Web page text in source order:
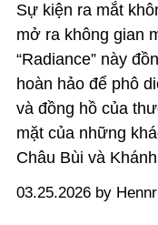
Sự kiện ra mắt
mở ra không gian
“Radiance” này
hoàn hảo để phô
và đồng hồ của
mặt của những
Châu Bùi và
03.25.2026 by